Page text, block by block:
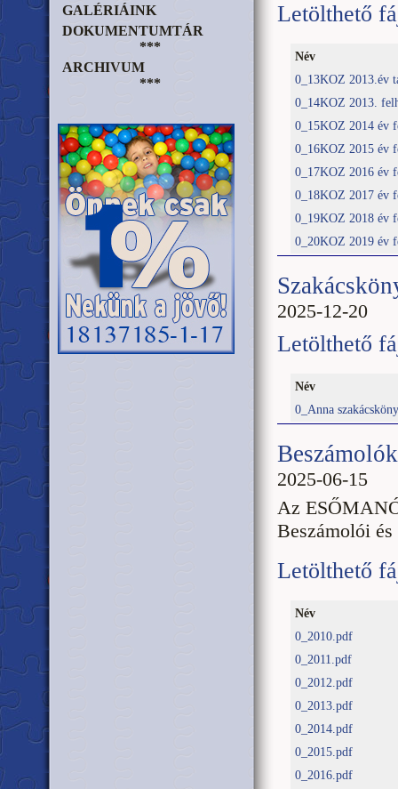
GALÉRIÁINK
DOKUMENTUMTÁR
***
ARCHIVUM
***
Letölthető
Név
0_13KOZ 2013.év
0_14KOZ 2013.
0_15KOZ 2014 év
0_16KOZ 2015 év
0_17KOZ 2016 év
0_18KOZ 2017 év
0_19KOZ 2018 év
0_20KOZ 2019 év
2025-12-20
Letölthető
Név
0_Anna
2025-06-15
Az
Beszámolói
Letölthető
Név
0_2010.pdf
0_2011.pdf
0_2012.pdf
0_2013.pdf
0_2014.pdf
0_2015.pdf
0_2016.pdf